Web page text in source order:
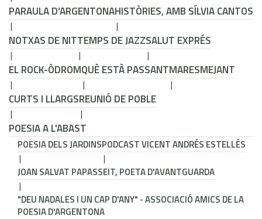
PARAULA D'ARGENTONAHISTÒRIES, AMB SÍLVIA CANTOS
NOTXAS DE NITTEMPS DE JAZZSALUT EXPRÉS
EL ROCK-ÒDROMQUÈ ESTÀ PASSANTMARESMEJANT
CURTS I LLARGSREUNIÓ DE POBLE
POESIA A L'ABAST
POESIA DELS JARDINSPODCAST VICENT ANDRÉS ESTELLÉS
JOAN SALVAT PAPASSEIT, POETA D'AVANTGUARDA
"DEU NADALES I UN CAP D'ANY" - ASSOCIACIÓ AMICS DE LA
POESIA D'ARGENTONA